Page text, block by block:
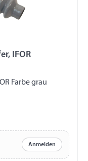
IFOR
Farbe grau
Anmelden